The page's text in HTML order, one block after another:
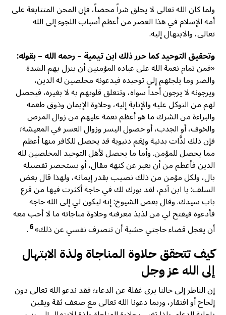
ولما كان الله تعالى لا يخلق شراً محضاً، فإن المحن المتتابعة على
أمة الإسلام في هذا العصر من أعظم أسباب اللجوء إلى الله
تعالى، والابتهال إليه.
وتحقيق التوحيد كما حرر ذلك ابن تيمية – رحمه الله – بقوله:
«فمن تمام نعمة الله على عباده المؤمنين أن ينزل بهم الشدة
والضر وما يلجئهم إلى توحيده فيدعونه مخلصين له الدين،
ويرجونه لا يرجون أحداً سواه، وتتعلق قلوبهم به لا بغيره، فيحصل
لهم من التوكل عليه والإنابة إليه، وحلاوة الإيمان وذوق طعمه
والبراءة من الشرك ما هو أعظم نعمة عليهم من زوال المرض
والخوف، أو الجدب، أو حصول اليسر وزوال العسر في المعيشة؛
فإن ذلك لذَّات بدنية ونِعَم دنيوية قد يحصل للكافر منها أعظم
مما يحصل للمؤمن. وأما ما يحصل لأهل التوحيد المخلصين لله
الدين فأعظم من أن يعبر عن كنهه مقال، أو يستحضر تفصيله
بال، ولكل مؤمن من ذلك نصيب بقدر إيمانه، ولهذا قال بعض
السلف: يا ابن آدم، لقد بورك لك في حاجة أكثرت فيها من قرع
باب سيدك. وقال بعض الشيوخ: إنه ليكون لي إلى الله حاجة
فأدعوه فيفتح لي من لذيذ معرفته وحلاوة مناجاته ما لا أحب معه
أن يعجل قضاء حاجتي خشية أن تنصرف نفسي عن ذلك»6
.
كيف تتحقق حلاوة المناجاة ولذة الابتهال
إلى الله عز وجل
إن الناظر إلى حالنا يرى غفلة عن الدعاء؛ فقد ندعو الله تعالى دون
إلحاح أو افتقار، وربما دعونا الله تعالى مع ضعف ثقة ويقين